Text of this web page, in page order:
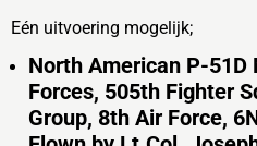
Eén uitvoering mogelijk;
North American P-51D
Forces, 505th Fighter
Group, 8th Air Force,